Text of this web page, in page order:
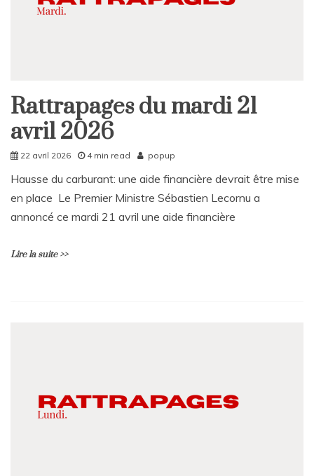
Rattrapages
Rattrapages du mardi 21
avril 2026
22 avril 2026 4 min read popup
Hausse du carburant: une aide financière devrait être mise
en place Le Premier Ministre Sébastien Lecornu a
annoncé ce mardi 21 avril une aide financière
Lire la suite >>